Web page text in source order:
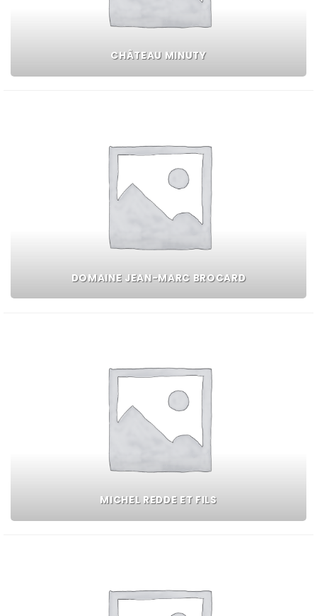
CHÂTEAU MINUTY
DOMAINE JEAN-MARC BROCARD
MICHEL REDDE ET FILS